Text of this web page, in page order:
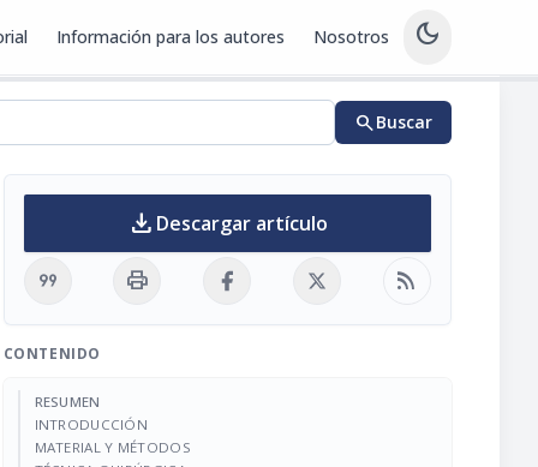
Información para los autores Nosotros dark_mode
searchBuscar
download Descargar artículo
format_quote print rss_feed
CONTENIDO
RESUMEN
INTRODUCCIÓN
MATERIAL Y MÉTODOS